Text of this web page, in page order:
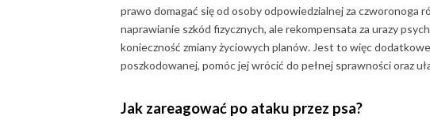
prawo domagać się od osoby odpowiedzialnej za czworonoga
naprawianie szkód fizycznych, ale rekompensata za urazy
konieczność zmiany życiowych planów. Jest to więc
poszkodowanej, pomóc jej wrócić do pełnej sprawności oraz
Jak zareagować po ataku przez psa?